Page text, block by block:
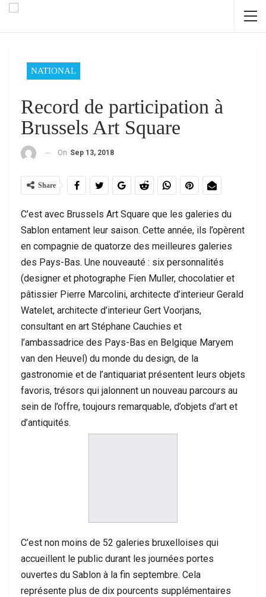
NATIONAL
Record de participation à
Brussels Art Square
On Sep 13, 2018
Share
C’est avec Brussels Art Square que les galeries du
Sablon entament leur saison. Cette année, ils l’opèrent
en compagnie de quatorze des meilleures galeries
des Pays-Bas. Une nouveauté : six personnalités
(designer et photographe Fien Muller, chocolatier et
pâtissier Pierre Marcolini, architecte d’interieur Gerald
Watelet, architecte d’interieur Gert Voorjans,
consultant en art Stéphane Cauchies et
l’ambassadrice des Pays-Bas en Belgique Maryem
van den Heuvel) du monde du design, de la
gastronomie et de l’antiquariat présentent leurs objets
favoris, trésors qui jalonnent un nouveau parcours au
sein de l’offre, toujours remarquable, d’objets d’art et
d’antiquités.
C’est non moins de 52 galeries bruxelloises qui
accueillent le public durant les journées portes
ouvertes du Sablon à la fin septembre. Cela
représente plus de dix pourcents supplémentaires